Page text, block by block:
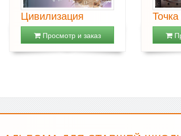
Цивилизация
Просмотр и заказ